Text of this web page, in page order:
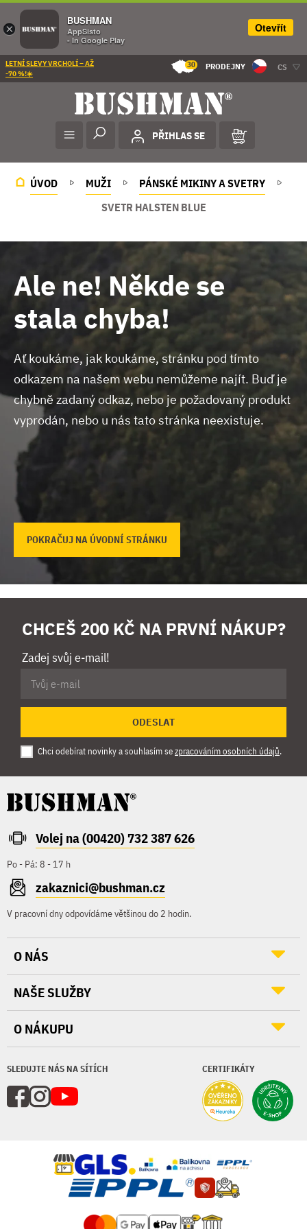
LETNÍ SLEVY VRCHOLÍ – AŽ
-70 %!☀️
30 PRODEJNY CS
PŘIHLAS SE
ÚVOD MUŽI
PÁNSKÉ MIKINY A SVETRY
SVETR HALSTEN BLUE
Ale ne! Někde se
stala chyba!
Ať koukáme, jak koukáme, stránku pod tímto
odkazem na našem webu nemůžeme najít. Buď je
chybně zadaný odkaz, nebo je požadovaný produkt
vyprodán, nebo u nás tato stránka neexistuje.
POKRAČUJ NA ÚVODNÍ STRÁNKU
CHCEŠ 200 KČ NA PRVNÍ NÁKUP?
Zadej svůj e-mail!
ODESLAT
Chci odebírat novinky a souhlasím sezpracováním osobních údajů.
Volej na (00420) 732 387 626
Po - Pá: 8 - 17 h
zakaznici@bushman.cz
V pracovní dny odpovídáme většinou do 2 hodin.
SLEDUJTE NÁS NA SÍTÍCH CERTIFIKÁTY
O NÁS
NAŠE SLUŽBY
O NÁKUPU
×
BUSHMAN
AppSisto
- In Google Play
Otevřít